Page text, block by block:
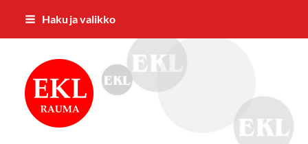
Siirry
Haku ja valikko
Rauman Eläkkeensaajat ry